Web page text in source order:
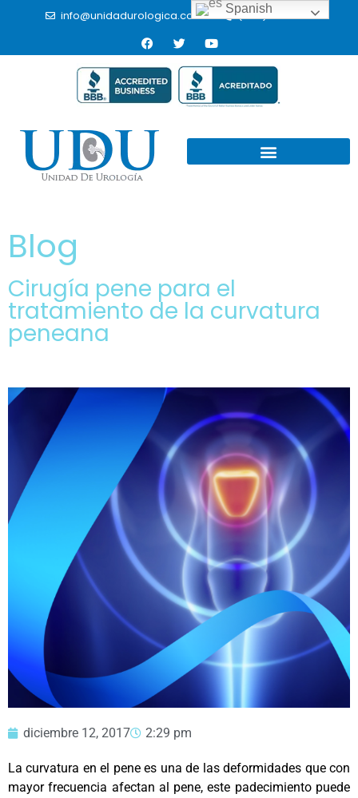
info@unidadurologica.com.mx (664) 9766433
Blog
Cirugía pene para el
tratamiento de la curvatura
peneana
diciembre 12, 2017 2:29 pm
La curvatura en el pene es una de las deformidades que con
mayor frecuencia afectan al pene, este padecimiento puede
Spanish